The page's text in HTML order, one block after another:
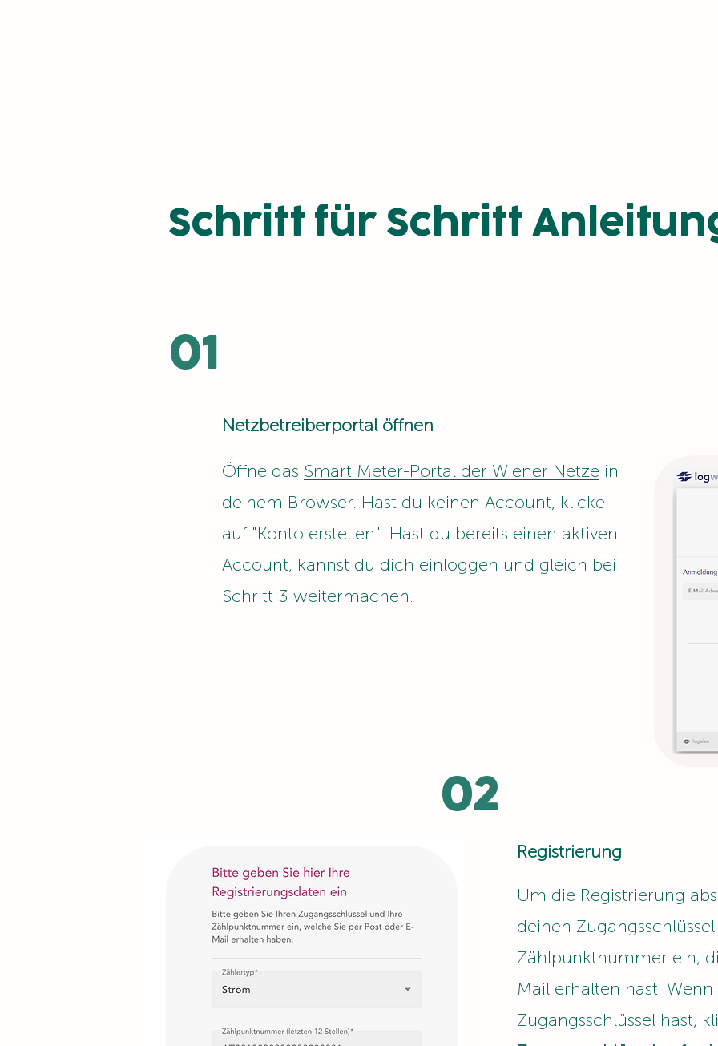
Schritt für Schritt
01
Netzbetreiberportal öffnen
Öffne das Smart Meter-Portal der Wiener Netze in
deinem Browser. Hast du keinen Account, klicke
auf "Konto erstellen". Hast du bereits einen aktiven
Account, kannst du dich einloggen und gleich bei
Schritt 3 weitermachen.
02
Registrierung
Um die Registrierung
deinen
Zählpunktnummer ein,
Mail erhalten hast.
Zugangsschlüssel hast,